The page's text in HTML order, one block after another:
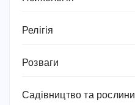
Релігія
Розваги
Садівництво та рослини